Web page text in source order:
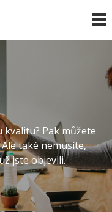
Pak můžete
také nemusíte,
jste objevili.